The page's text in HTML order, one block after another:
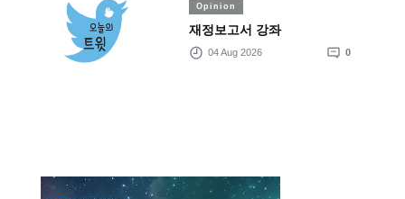
Opinion
재정보고서 강좌
04 Aug 2026 0